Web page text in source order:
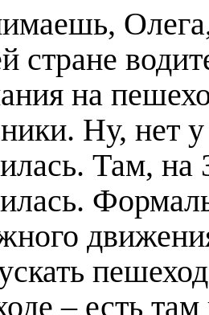
стране
на
Ну, нет
Там, на
– есть